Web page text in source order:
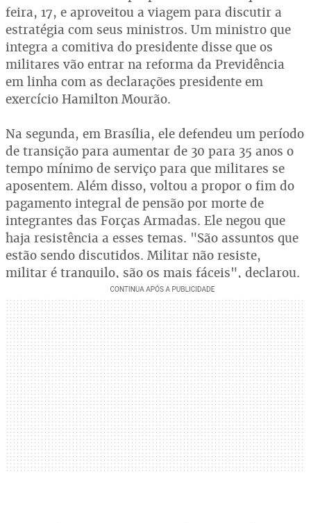
feira, 17, e aproveitou a viagem para discutir a
estratégia com seus ministros. Um ministro que
integra a comitiva do presidente disse que os
militares vão entrar na reforma da Previdência
em linha com as declarações presidente em
exercício Hamilton Mourão.
Na segunda, em Brasília, ele defendeu um período
de transição para aumentar de 30 para 35 anos o
tempo mínimo de serviço para que militares se
aposentem. Além disso, voltou a propor o fim do
pagamento integral de pensão por morte de
integrantes das Forças Armadas. Ele negou que
haja resistência a esses temas. "São assuntos que
estão sendo discutidos. Militar não resiste,
militar é tranquilo, são os mais fáceis", declarou.